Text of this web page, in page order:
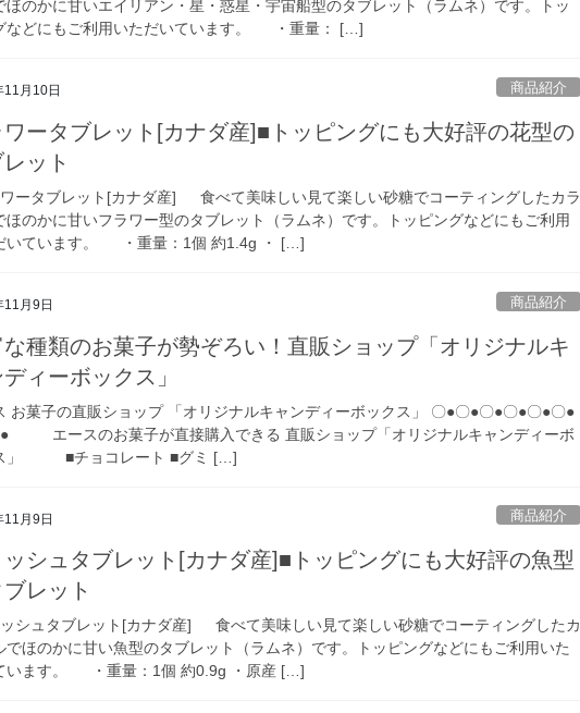
ほのかに甘いエイリアン・星・惑星・宇宙船型のタブレット（ラムネ）です。トッ
などにもご利用いただいています。 ・重量： […]
月10日 商品紹介
ワータブレット[カナダ産]■トッピングにも大好評の花型の
ット
ータブレット[カナダ産] 食べて美味しい見て楽しい砂糖でコーティングしたカラ
ほのかに甘いフラワー型のタブレット（ラムネ）です。トッピングなどにもご利用
いています。 ・重量：1個 約1.4g ・ […]
11月9日 商品紹介
な種類のお菓子が勢ぞろい！直販ショップ「オリジナルキ
ィーボックス」
お菓子の直販ショップ 「オリジナルキャンディーボックス」 〇●〇●〇●〇●〇●〇●
エースのお菓子が直接購入できる 直販ショップ「オリジナルキャンディーボ
」 ■チョコレート ■グミ […]
11月9日 商品紹介
ッシュタブレット[カナダ産]■トッピングにも大好評の魚型
レット
シュタブレット[カナダ産] 食べて美味しい見て楽しい砂糖でコーティングしたカ
でほのかに甘い魚型のタブレット（ラムネ）です。トッピングなどにもご利用いた
います。 ・重量：1個 約0.9g ・原産 […]